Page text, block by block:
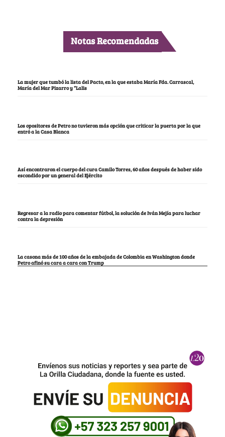
Notas Recomendadas
La mujer que tumbó la lista del Pacto, en la que estaba María Fda. Carrascal,
María del Mar Pizarro y “Lalis
Los opositores de Petro no tuvieron más opción que criticar la puerta por la que
entró a la Casa Blanca
Así encontraron el cuerpo del cura Camilo Torres, 60 años después de haber sido
escondido por un general del Ejército
Regresar a la radio para comentar fútbol, la solución de Iván Mejía para luchar
contra la depresión
La casona más de 100 años de la embajada de Colombia en Washington donde
Petro afinó su cara a cara con Trump